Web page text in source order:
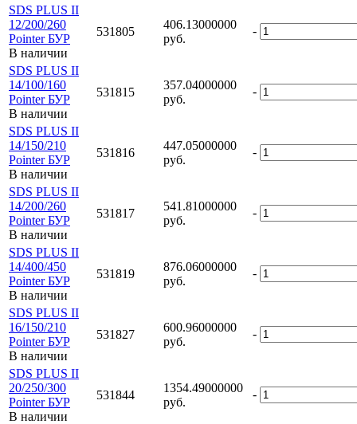
SDS PLUS II
12/200/260
Pointer БУР
В наличии
531805
406.13000000
руб.
-
SDS PLUS II
14/100/160
Pointer БУР
В наличии
531815
357.04000000
руб.
-
SDS PLUS II
14/150/210
Pointer БУР
В наличии
531816
447.05000000
руб.
-
SDS PLUS II
14/200/260
Pointer БУР
В наличии
531817
541.81000000
руб.
-
SDS PLUS II
14/400/450
Pointer БУР
В наличии
531819
876.06000000
руб.
-
SDS PLUS II
16/150/210
Pointer БУР
В наличии
531827
600.96000000
руб.
-
SDS PLUS II
20/250/300
Pointer БУР
В наличии
531844
1354.49000000
руб.
-